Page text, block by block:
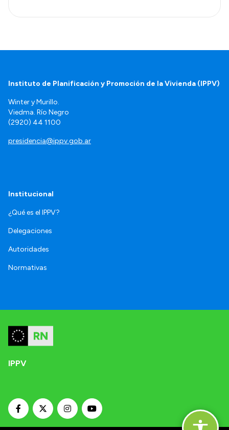
Instituto de Planificación y Promoción de la Vivienda (IPPV)
Winter y Murillo.
Viedma. Río Negro
(2920) 44 1100
presidencia@ippv.gob.ar
Institucional
¿Qué es el IPPV?
Delegaciones
Autoridades
Normativas
IPPV